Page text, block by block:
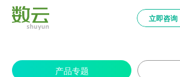
立即咨询
产品专题